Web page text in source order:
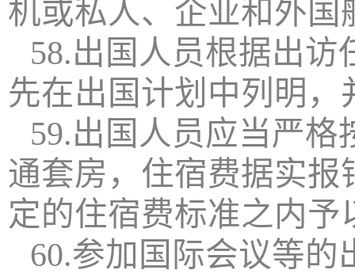
机或私人、企业和外国
58.出国人员根据出
先在出国计划中列明
59.出国人员应当严
通套房，住宿费据实
定的住宿费标准之内予
60.参加国际会议等